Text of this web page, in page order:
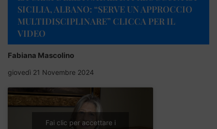
SICILIA, ALBANO: “SERVE UN APPROCCIO
MULTIDISCIPLINARE” CLICCA PER IL
VIDEO
Fabiana Mascolino
giovedì 21 Novembre 2024
Fai clic per accettare i